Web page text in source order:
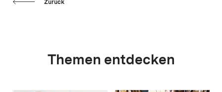
Zurück
Themen entdecken